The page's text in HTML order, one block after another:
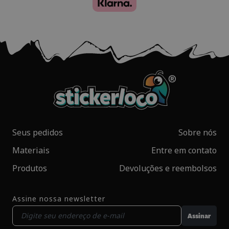
Seus pedidos
Materiais
Produtos
Sobre nós
Entre em contato
Devoluções e reembolsos
Assine nossa newsletter
Assinar